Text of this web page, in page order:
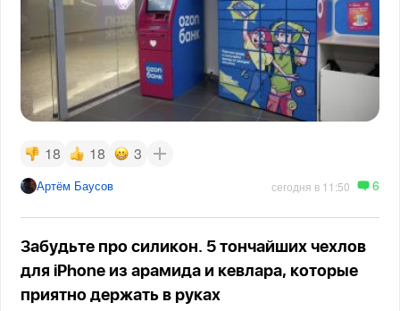
18 18 3
Артём Баусов сегодня в 11:50 6
Забудьте про силикон. 5 тончайших чехлов
для iPhone из арамида и кевлара, которые
приятно держать в руках